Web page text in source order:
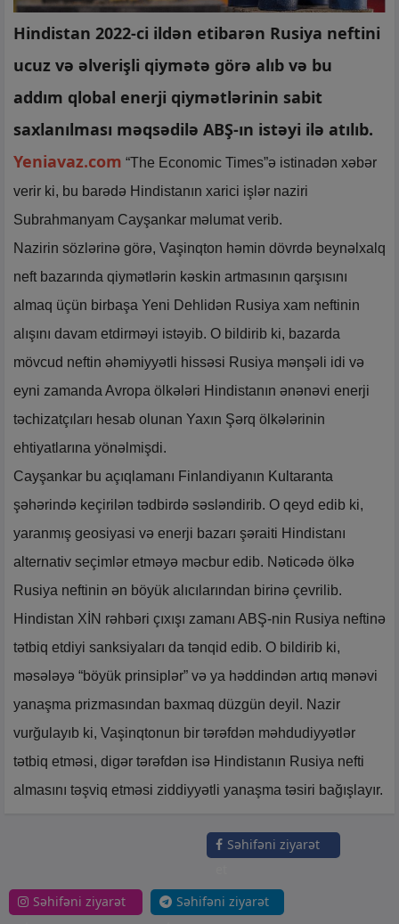
Hindistan 2022-ci ildən etibarən Rusiya neftini
ucuz və əlverişli qiymətə görə alıb və bu
addım qlobal enerji qiymətlərinin sabit
saxlanılması məqsədilə ABŞ-ın istəyi ilə atılıb.
Yeniavaz.com “The Economic Times”ə istinadən xəbər
verir ki, bu barədə Hindistanın xarici işlər naziri
Subrahmanyam Cayşankar məlumat verib.
Nazirin sözlərinə görə, Vaşinqton həmin dövrdə beynəlxalq
neft bazarında qiymətlərin kəskin artmasının qarşısını
almaq üçün birbaşa Yeni Dehlidən Rusiya xam neftinin
alışını davam etdirməyi istəyib. O bildirib ki, bazarda
mövcud neftin əhəmiyyətli hissəsi Rusiya mənşəli idi və
eyni zamanda Avropa ölkələri Hindistanın ənənəvi enerji
təchizatçıları hesab olunan Yaxın Şərq ölkələrinin
ehtiyatlarına yönəlmişdi.
Cayşankar bu açıqlamanı Finlandiyanın Kultaranta
şəhərində keçirilən tədbirdə səsləndirib. O qeyd edib ki,
yaranmış geosiyasi və enerji bazarı şəraiti Hindistanı
alternativ seçimlər etməyə məcbur edib. Nəticədə ölkə
Rusiya neftinin ən böyük alıcılarından birinə çevrilib.
Hindistan XİN rəhbəri çıxışı zamanı ABŞ-nin Rusiya neftinə
tətbiq etdiyi sanksiyaları da tənqid edib. O bildirib ki,
məsələyə “böyük prinsiplər” və ya həddindən artıq mənəvi
yanaşma prizmasından baxmaq düzgün deyil. Nazir
vurğulayıb ki, Vaşinqtonun bir tərəfdən məhdudiyyətlər
tətbiq etməsi, digər tərəfdən isə Hindistanın Rusiya nefti
almasını təşviq etməsi ziddiyyətli yanaşma təsiri bağışlayır.
Səhifəni ziyarət
Səhifəni ziyarət
Səhifəni ziyarət